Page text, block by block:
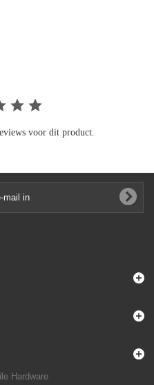
voor dit product.
Hardware